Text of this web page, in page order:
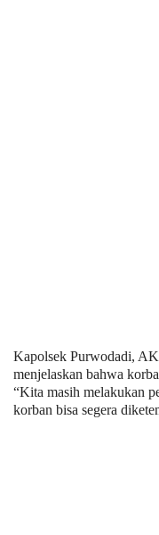
Kapolsek Purwodadi,
menjelaskan bahwa
“Kita masih melakukan
korban bisa segera